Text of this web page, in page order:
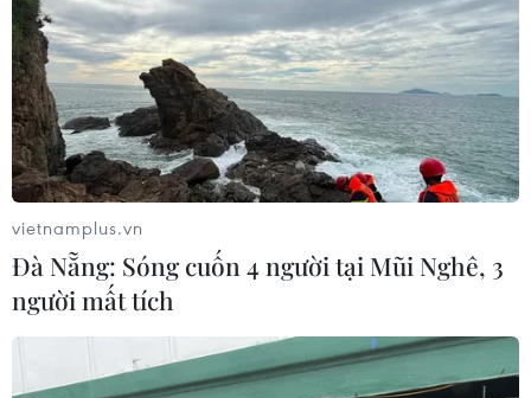
vietnamplus.vn
Đà Nẵng: Sóng cuốn 4 người tại Mũi Nghê, 3
người mất tích